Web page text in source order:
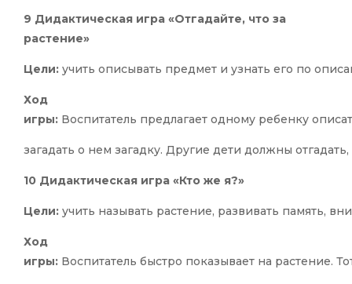
9 Дидактическая игра «Отгадайте, что за
растение»
Цели: учить описывать предмет и узнать его по
Ход
игры: Воспитатель предлагает одному ребенку
загадать о нем загадку. Другие дети должны отгадать,
10 Дидактическая игра «Кто же я?»
Цели: учить называть растение, развивать память,
Ход
игры: Воспитатель быстро показывает на растение.